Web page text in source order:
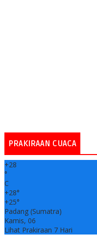
PRAKIRAAN CUACA
+28
°
C
+28°
+25°
Padang (Sumatra)
Kamis, 06
Lihat Prakiraan 7 Hari